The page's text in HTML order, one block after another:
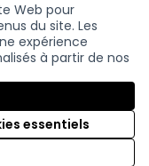
Web pour
du site. Les
expérience
à partir de nos
essentiels
YouTube
Licence
(Nouvelle